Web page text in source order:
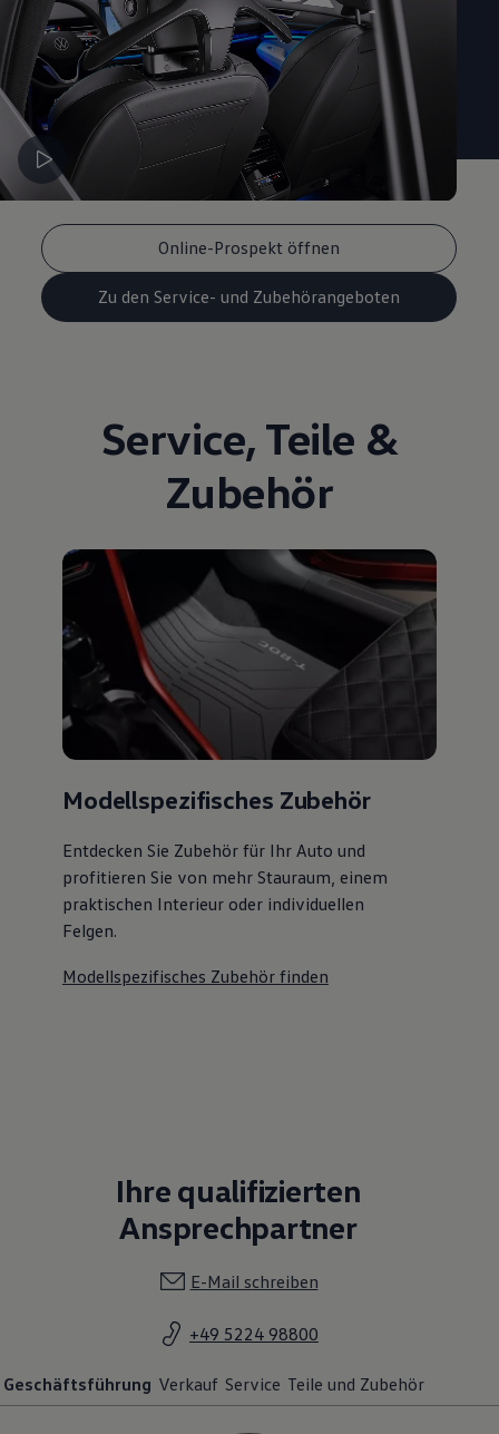
Magazin
Lifestyle
Transport
Familie
Elektromobilität
Volkswagen R
Pannen- und Unfallhilfe
Volkswagen Kundenbetreuung
Online-Prospekt öffnen
Zu den Service- und Zubehörangeboten
Service, Teile &
Zubehör
Modellspezifisches Zubehör
Entdecken Sie Zubehör für Ihr Auto und
profitieren Sie von mehr Stauraum, einem
praktischen Interieur oder individuellen
Felgen.
Modellspezifisches Zubehör finden
Ihre qualifizierten
Ansprechpartner
E-Mail schreiben
+49 5224 98800
Geschäftsführung Verkauf Service Teile und Zubehör